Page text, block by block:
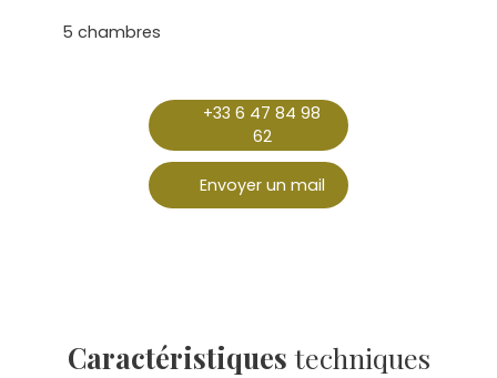
5 chambres
+33 6 47 84 98
62
Envoyer un mail
Caractéristiques techniques